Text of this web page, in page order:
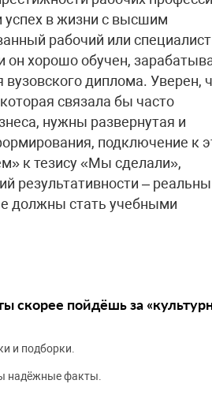
успех в жизни с высшим
рабочий или
хорошо обучен,
диплома. Уверен,
связала бы часто
нужны развернутая и
подключение к
к тезису «Мы сделали»,
результативности –
должны стать учебными
скорее пойдёшь за
и подборки.
надёжные факты.